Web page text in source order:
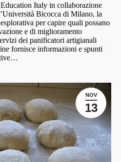
Italy in collaborazione
Bicocca di Milano, la
per capire quali possano
e di miglioramento
dei panificatori artigianali
fornisce informazioni e spunti
NOV
13